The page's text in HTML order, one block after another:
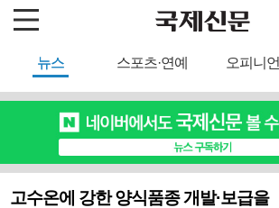
뉴스 스포츠·연예 오피니언
고수온에 강한 양식품종 개발·보급을